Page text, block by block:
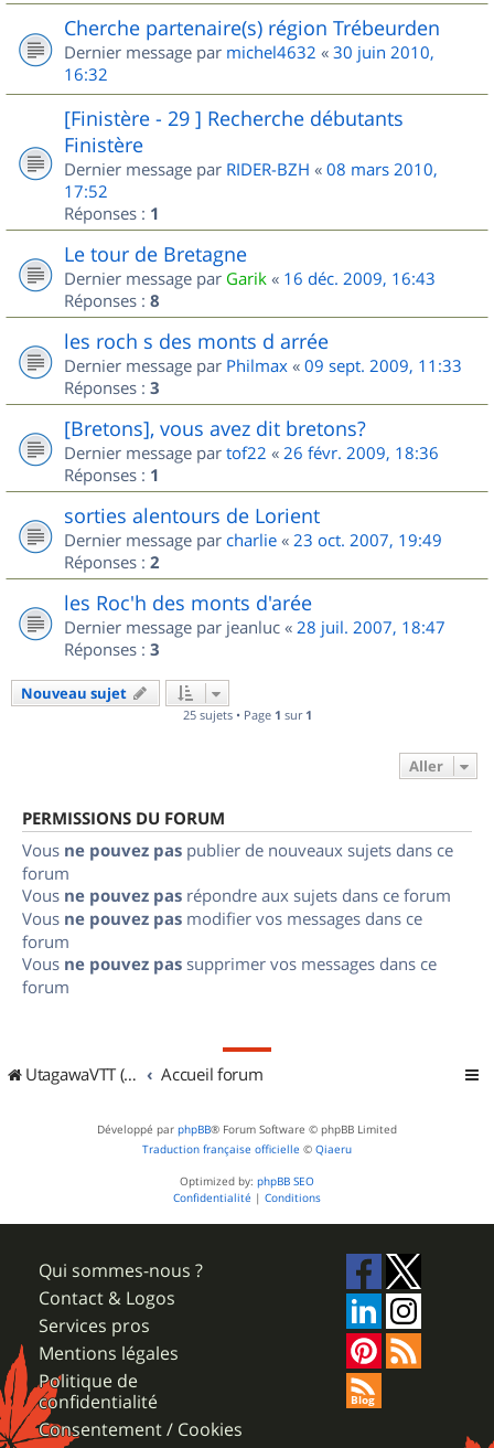
Cherche partenaire(s) région Trébeurden
Dernier message par michel4632 « 30 juin 2010,
16:32
[Finistère - 29 ] Recherche débutants
Finistère
Dernier message par RIDER-BZH « 08 mars 2010,
17:52
Réponses : 1
Le tour de Bretagne
Dernier message par Garik « 16 déc. 2009, 16:43
Réponses : 8
les roch s des monts d arrée
Dernier message par Philmax « 09 sept. 2009, 11:33
Réponses : 3
[Bretons], vous avez dit bretons?
Dernier message par tof22 « 26 févr. 2009, 18:36
Réponses : 1
sorties alentours de Lorient
Dernier message par charlie « 23 oct. 2007, 19:49
Réponses : 2
les Roc'h des monts d'arée
Dernier message par jeanluc « 28 juil. 2007, 18:47
Réponses : 3
Nouveau sujet
25 sujets • Page 1 sur 1
Aller
PERMISSIONS DU FORUM
Vous ne pouvez pas publier de nouveaux sujets dans ce
forum
Vous ne pouvez pas répondre aux sujets dans ce forum
Vous ne pouvez pas modifier vos messages dans ce
forum
Vous ne pouvez pas supprimer vos messages dans ce
forum
UtagawaVTT (Randos VTT et VTTAE avec traces GPS) Accueil forum
Développé par phpBB® Forum Software © phpBB Limited
Traduction française officielle © Qiaeru
Optimized by: phpBB SEO
Confidentialité | Conditions
Qui sommes-nous ?
Contact & Logos
Services pros
Mentions légales
Politique de
confidentialité
Consentement / Cookies